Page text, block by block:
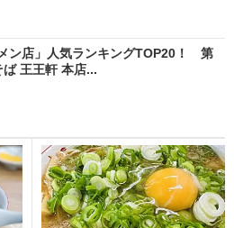
メン店」人気ランキングTOP20！ 第
王王軒 本店...